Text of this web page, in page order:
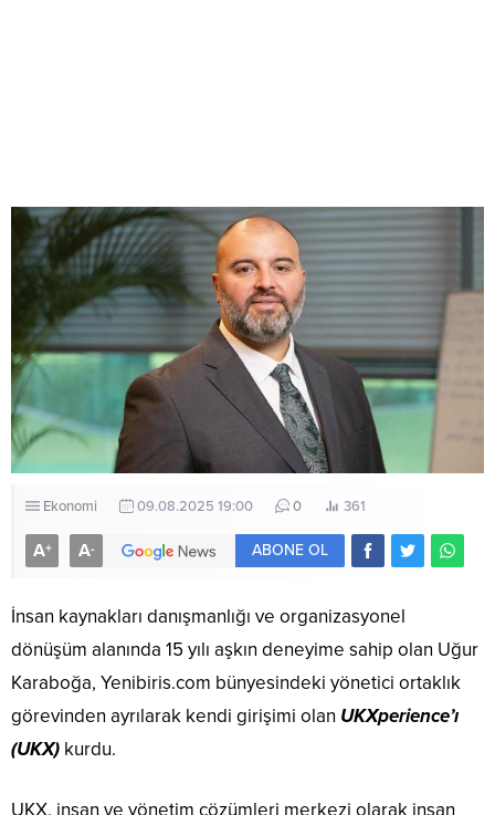
Ekonomi 09.08.2025 19:00 0 361
A+ A- ABONE OL
İnsan kaynakları danışmanlığı ve organizasyonel
dönüşüm alanında 15 yılı aşkın deneyime sahip olan Uğur
Karaboğa, Yenibiris.com bünyesindeki yönetici ortaklık
görevinden ayrılarak kendi girişimi olan UKXperience’ı
(UKX) kurdu.
UKX, insan ve yönetim çözümleri merkezi olarak insan